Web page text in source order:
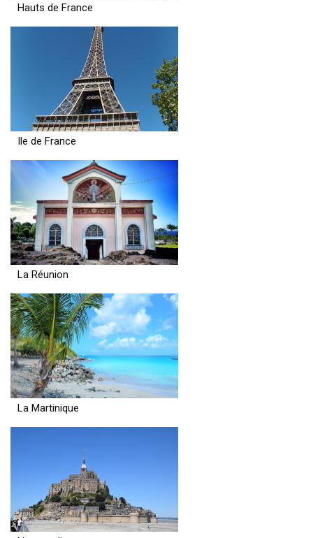
Hauts de France
Ile de France
La Réunion
La Martinique